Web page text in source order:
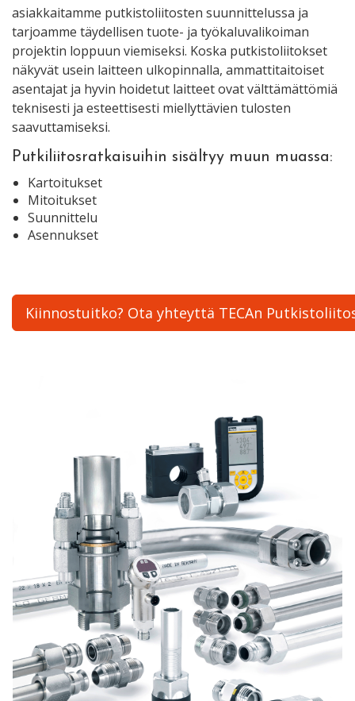
asiakkaitamme putkistoliitosten suunnittelussa ja
tarjoamme täydellisen tuote- ja työkaluvalikoiman
projektin loppuun viemiseksi. Koska putkistoliitokset
näkyvät usein laitteen ulkopinnalla, ammattitaitoiset
asentajat ja hyvin hoidetut laitteet ovat välttämättömiä
teknisesti ja esteettisesti miellyttävien tulosten
saavuttamiseksi.
Putkiliitosratkaisuihin sisältyy muun muassa:
Kartoitukset
Mitoitukset
Suunnittelu
Asennukset
Kiinnostuitko? Ota yhteyttä TECAn